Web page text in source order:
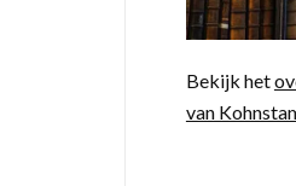
Bekijk het
van